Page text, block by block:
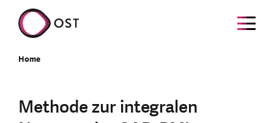
Home
Methode zur integralen